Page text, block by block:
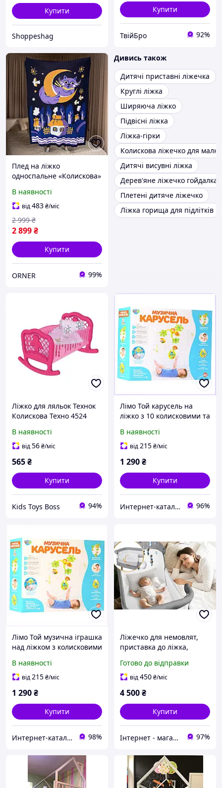
Купити
Shoppeshag
Купити
ТвійБро 92%
Плед на ліжко
односпальне «Колискова»
Красиве покривало з
принтом на диван
В наявності
від483₴/міс
2 899₴
2 999 ₴
Купити
ORNER 99%
Дивись також
Дитячі приставні ліжечка
Круглі ліжка
Ширяюча ліжко
Підвісні ліжка
Ліжка-гірки
Колискова ліжечко для
Дитячі висувні ліжка
Дерев'яне ліжечко гойдалка
Плетені дитяче ліжечко
Ліжка горища для підлітків
Ліжко для ляльок Технок
Колискова Техно 4524
В наявності
від56₴/міс
565₴
Купити
Kids Toys Boss 94%
Лімо Той карусель на
ліжко з 10 колисковими та
В наявності
від215₴/міс
1 290₴
Купити
Интернет-кат​алог ск​​ид​​​ок "TRIVIA" 96%
Лімо Той музична іграшка
над ліжком з колисковими
В наявності
від215₴/міс
1 290₴
Купити
Интер​нет-ка​та​лог с​ки​​док "ZAKAZ!K" 98%
Ліжечко для немовлят,
приставка до ліжка,
Готово до відправки
від450₴/міс
4 500₴
Купити
Інтернет - магазин МАНДАРИНКА 97%